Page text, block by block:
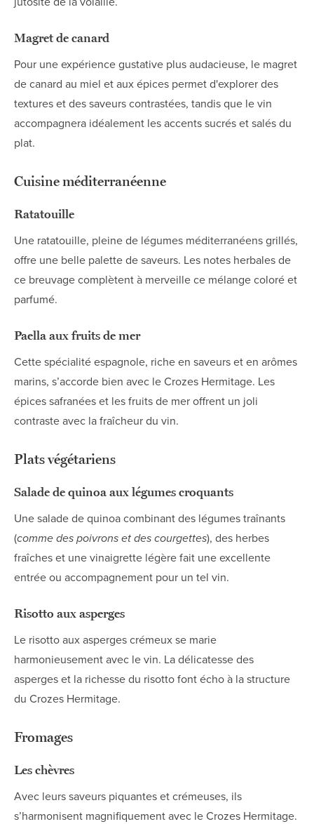
Magret de canard
Pour une expérience gustative plus audacieuse, le magret
de canard au miel et aux épices permet d'explorer des
textures et des saveurs contrastées, tandis que le vin
accompagnera idéalement les accents sucrés et salés du
plat.
Cuisine méditerranéenne
Ratatouille
Une ratatouille, pleine de légumes méditerranéens grillés,
offre une belle palette de saveurs. Les notes herbales de
ce breuvage complètent à merveille ce mélange coloré et
parfumé.
Paella aux fruits de mer
Cette spécialité espagnole, riche en saveurs et en arômes
marins, s’accorde bien avec le Crozes Hermitage. Les
épices safranées et les fruits de mer offrent un joli
contraste avec la fraîcheur du vin.
Plats végétariens
Salade de quinoa aux légumes croquants
Une salade de quinoa combinant des légumes traînants
(comme des poivrons et des courgettes), des herbes
fraîches et une vinaigrette légère fait une excellente
entrée ou accompagnement pour un tel vin.
Risotto aux asperges
Le risotto aux asperges crémeux se marie
harmonieusement avec le vin. La délicatesse des
asperges et la richesse du risotto font écho à la structure
du Crozes Hermitage.
Fromages
Les chèvres
Avec leurs saveurs piquantes et crémeuses, ils
s’harmonisent magnifiquement avec le Crozes Hermitage.